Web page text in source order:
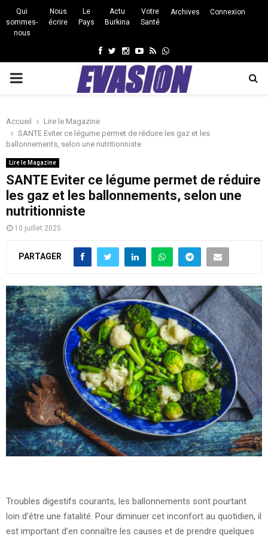
Qui
sommes-
nous
Nous
écrire
Le
Pays
Actu
Burkina
Votre
Santé
Archives Connexion
Facebook
Twitter
Instagram
Youtube
RssWhatsapp
PRIMARY
Accueil
Lire le Magazine
SANTE Eviter ce légume permet de réduire les gaz et les
ballonnements, selon une nutritionniste
Lire le Magazine
SANTE Eviter ce légume permet de réduire
les gaz et les ballonnements, selon une
nutritionniste
10 juillet 2025
PARTAGER
Troubles digestifs courants, les ballonnements sont pourtant
loin d’être une fatalité. Pour diminuer cet inconfort au quotidien, il
est important d’en connaître les causes et de prendre quelques